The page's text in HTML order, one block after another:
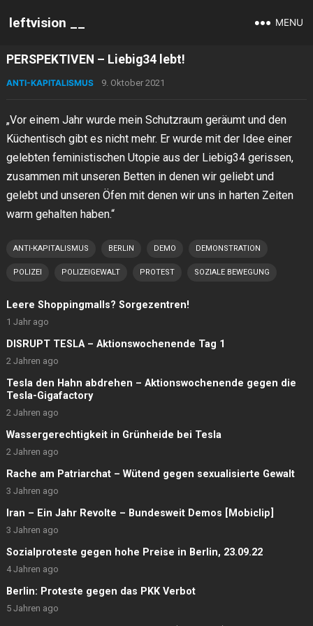
leftvision __ MENU
PERSPEKTIVEN – Liebig34 lebt!
ANTI-KAPITALISMUS 9. Oktober 2021
„Vor einem Jahr wurde mein Schutzraum geräumt und den
Küchentisch gibt es nicht mehr. Er wurde mit der Idee einer
gelebten feministischen Utopie aus der Liebig34 gerissen,
zusammen mit unseren Betten in denen wir geliebt und
gelebt und unseren Öfen mit denen wir uns in harten Zeiten
warm gehalten haben.“
ANTI-KAPITALISMUS BERLIN DEMO DEMONSTRATION
POLIZEI POLIZEIGEWALT PROTEST SOZIALE BEWEGUNG
Leere Shoppingmalls? Sorgezentren!
1 Jahr ago
DISRUPT TESLA – Aktionswochenende Tag 1
2 Jahren ago
Tesla den Hahn abdrehen – Aktionswochenende gegen die
Tesla-Gigafactory
2 Jahren ago
Wassergerechtigkeit in Grünheide bei Tesla
2 Jahren ago
Rache am Patriarchat – Wütend gegen sexualisierte Gewalt
3 Jahren ago
Iran – Ein Jahr Revolte – Bundesweit Demos [Mobiclip]
3 Jahren ago
Sozialproteste gegen hohe Preise in Berlin, 23.09.22
4 Jahren ago
Berlin: Proteste gegen das PKK Verbot
5 Jahren ago